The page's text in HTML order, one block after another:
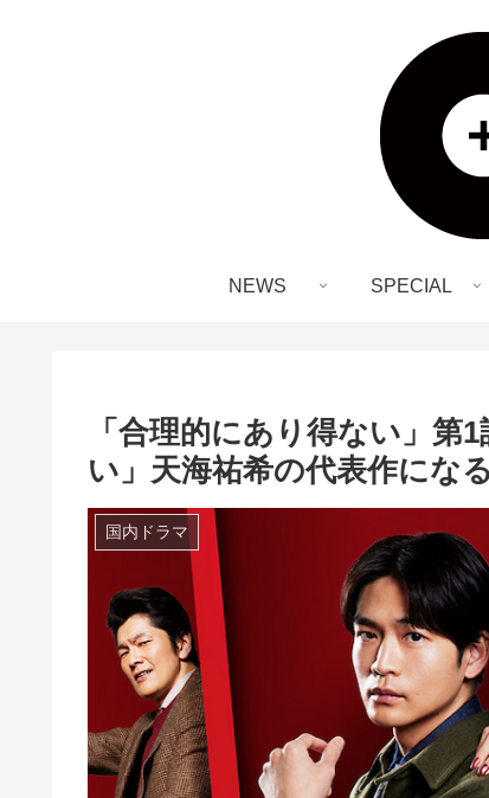
NEWS SPECIAL
「合理的にあり得ない」第
い」天海祐希の代表作にな
国内ドラマ